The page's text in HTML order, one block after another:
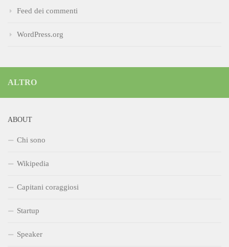
Feed dei commenti
WordPress.org
ALTRO
ABOUT
Chi sono
Wikipedia
Capitani coraggiosi
Startup
Speaker